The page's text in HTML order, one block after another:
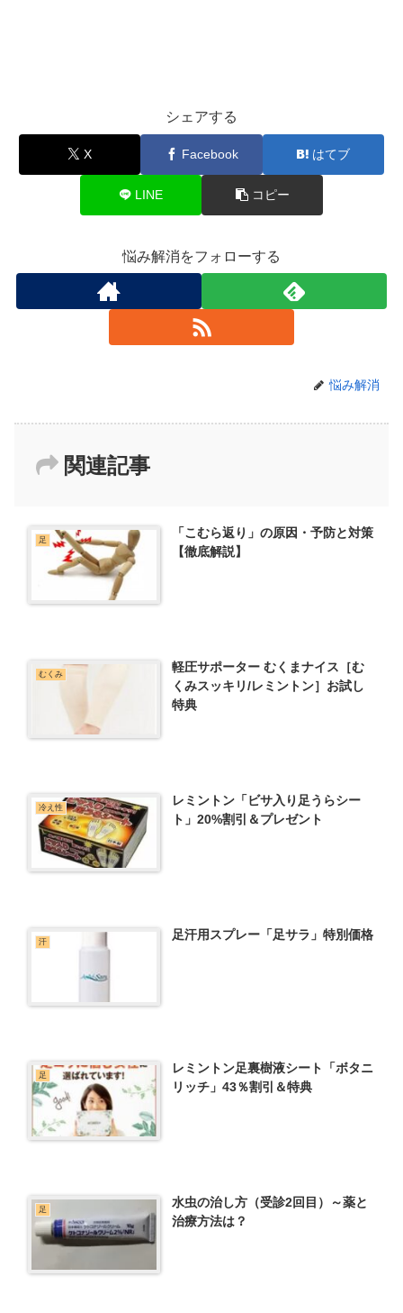
シェアする
X Facebook はてブ
LINE コピー
悩み解消をフォローする
悩み解消
関連記事
足
「こむら返り」の原因・予防と対策
【徹底解説】
むくみ
軽圧サポーター むくまナイス［む
くみスッキリ/レミントン］お試し
特典
冷え性
レミントン「ビサ入り足うらシー
ト」20%割引＆プレゼント
汗 足汗用スプレー「足サラ」特別価格
足
レミントン足裏樹液シート「ボタニ
リッチ」43％割引＆特典
足
水虫の治し方（受診2回目）～薬と
治療方法は？